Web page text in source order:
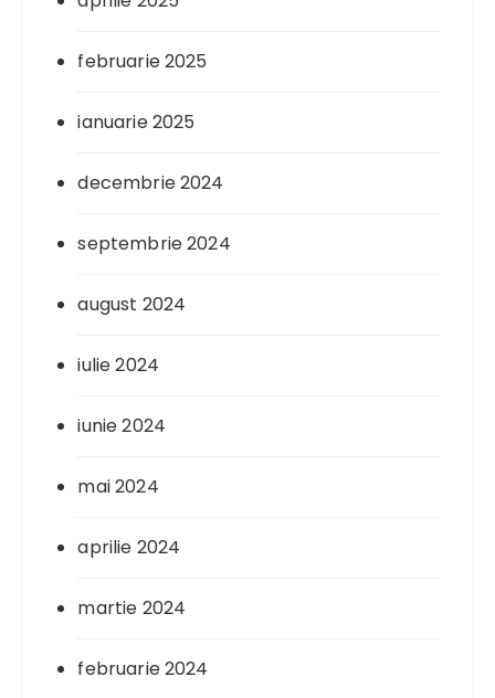
februarie 2025
ianuarie 2025
decembrie 2024
septembrie 2024
august 2024
iulie 2024
iunie 2024
mai 2024
aprilie 2024
martie 2024
februarie 2024